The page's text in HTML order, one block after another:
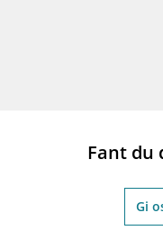
Fant du
Gi